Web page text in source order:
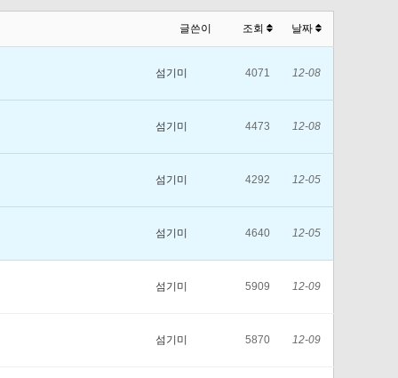
글쓴이 조회 날짜
섬기미 4071 12-08
섬기미 4473 12-08
섬기미 4292 12-05
섬기미 4640 12-05
섬기미 5909 12-09
섬기미 5870 12-09